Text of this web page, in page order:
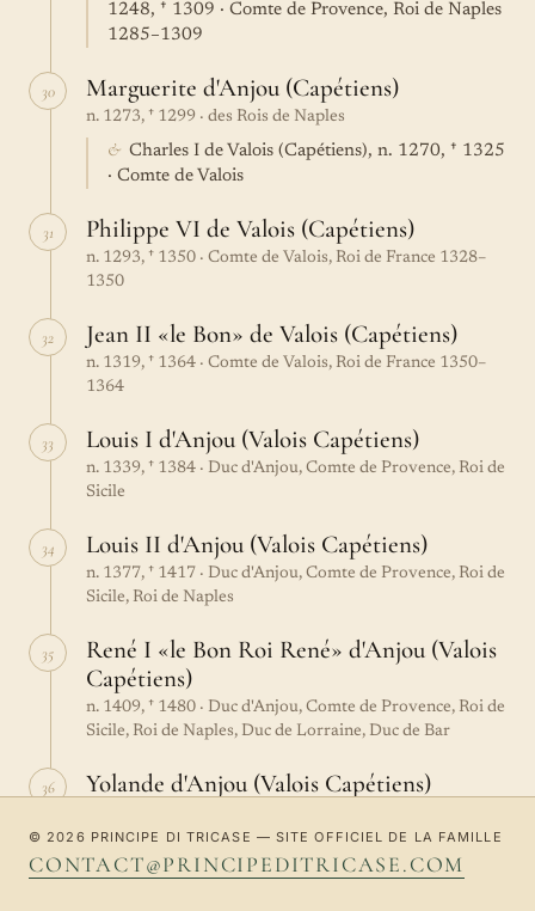
1248, † 1309 · Comte de Provence, Roi de Naples
1285–1309
30 Marguerite d'Anjou (Capétiens)
n. 1273, † 1299 · des Rois de Naples
& Charles I de Valois (Capétiens), n. 1270, † 1325
· Comte de Valois
31 Philippe VI de Valois (Capétiens)
n. 1293, † 1350 · Comte de Valois, Roi de France 1328–
1350
32 Jean II «le Bon» de Valois (Capétiens)
n. 1319, † 1364 · Comte de Valois, Roi de France 1350–
1364
33 Louis I d'Anjou (Valois Capétiens)
n. 1339, † 1384 · Duc d'Anjou, Comte de Provence, Roi de
Sicile
34 Louis II d'Anjou (Valois Capétiens)
n. 1377, † 1417 · Duc d'Anjou, Comte de Provence, Roi de
Sicile, Roi de Naples
35
René I «le Bon Roi René» d'Anjou (Valois
Capétiens)
n. 1409, † 1480 · Duc d'Anjou, Comte de Provence, Roi de
Sicile, Roi de Naples, Duc de Lorraine, Duc de Bar
36 Yolande d'Anjou (Valois Capétiens)
& Ferry VI de Vaudémont, n. 1417, † 1470 ·
Comte de Vaudémont, Comte de Guise
© 2026 PRINCIPE DI TRICASE — SITE OFFICIEL DE LA FAMILLE
CONTACT@PRINCIPEDITRICASE.COM